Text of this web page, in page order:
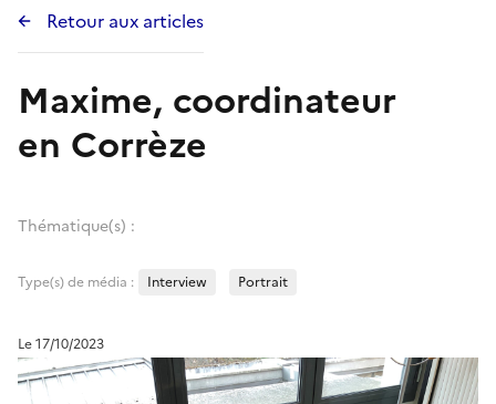
Retour aux articles
Maxime, coordinateur
en Corrèze
Thématique(s) :
Type(s) de média : Interview Portrait
Le 17/10/2023